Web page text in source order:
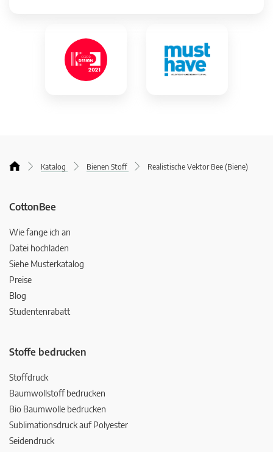
Katalog Bienen Stoff Realistische Vektor Bee (Biene)
CottonBee
Wie fange ich an
Datei hochladen
Siehe Musterkatalog
Preise
Blog
Studentenrabatt
Stoffe bedrucken
Stoffdruck
Baumwollstoff bedrucken
Bio Baumwolle bedrucken
Sublimationsdruck auf Polyester
Seidendruck